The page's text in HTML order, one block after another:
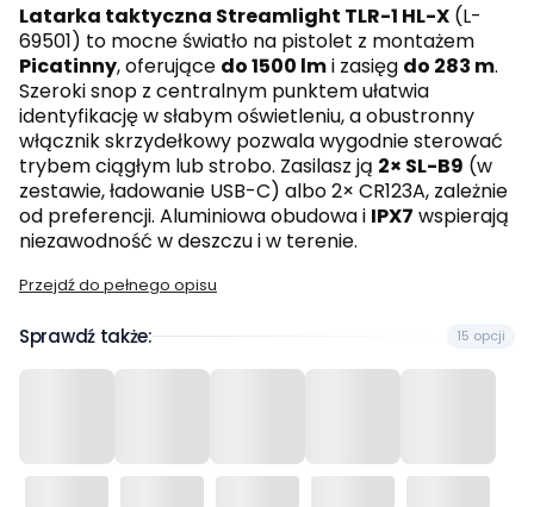
Latarka taktyczna Streamlight TLR-1 HL-X (L-
69501) to mocne światło na pistolet z montażem
Picatinny, oferujące do 1500 lmi zasięg do 283 m.
Szeroki snop z centralnym punktem ułatwia
identyfikację w słabym oświetleniu, a obustronny
włącznik skrzydełkowy pozwala wygodnie sterować
trybem ciągłym lub strobo. Zasilasz ją 2× SL-B9 (w
zestawie, ładowanie USB-C) albo 2× CR123A, zależnie
od preferencji. Aluminiowa obudowa i IPX7 wspierają
niezawodność w deszczu i w terenie.
Przejdź do pełnego opisu
Sprawdź także: 15 opcji